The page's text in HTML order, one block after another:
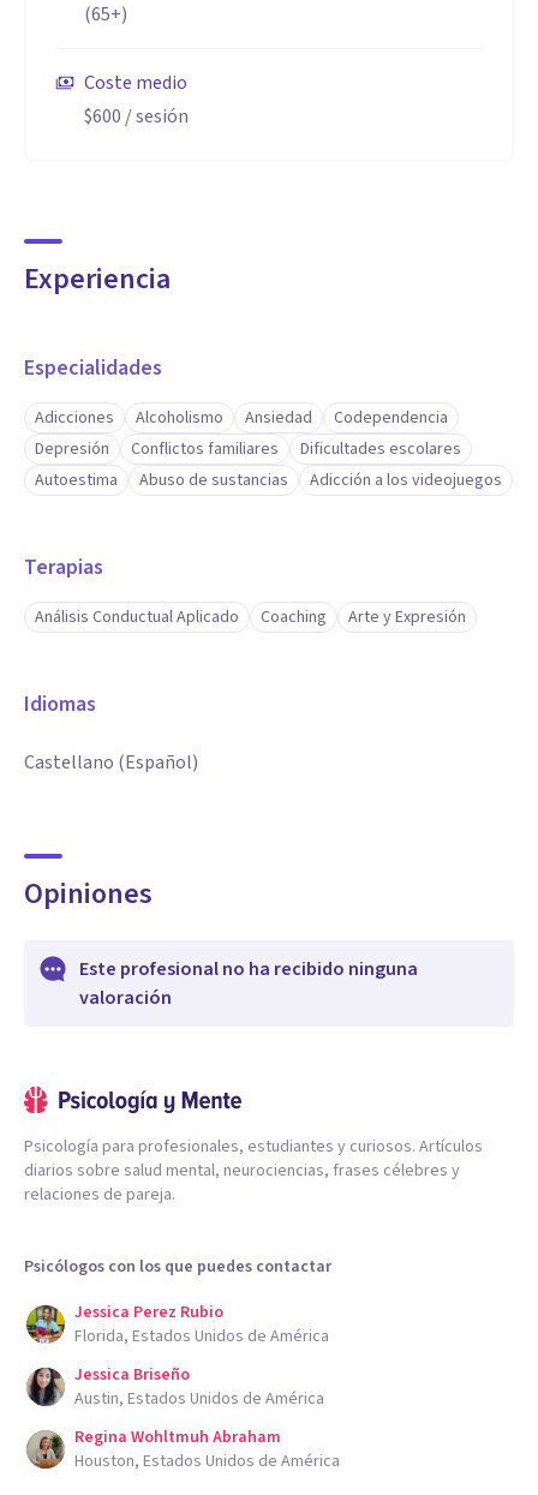
(65+)
Coste medio
$600 / sesión
Experiencia
Especialidades
Adicciones Alcoholismo Ansiedad
Codependencia
Depresión
Conflictos familiares
Dificultades escolares
Autoestima
Abuso de sustancias Adicción a los videojuegos
Terapias
Análisis Conductual Aplicado Coaching Arte y Expresión
Idiomas
Castellano (Español)
Opiniones
Este profesional no ha recibido ninguna
valoración
Psicología para profesionales, estudiantes y curiosos. Artículos
diarios sobre salud mental, neurociencias, frases célebres y
relaciones de pareja.
Psicólogos con los que puedes contactar
Jessica Perez Rubio
Florida, Estados Unidos de América
Jessica Briseño
Austin, Estados Unidos de América
Regina Wohltmuh Abraham
Houston, Estados Unidos de América